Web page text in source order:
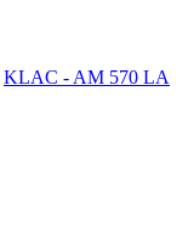
KLAC - AM 570 LA